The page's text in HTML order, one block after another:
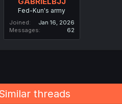
Fed-Kun's army
Joined
Jan 16, 2026
Messages
62
threads